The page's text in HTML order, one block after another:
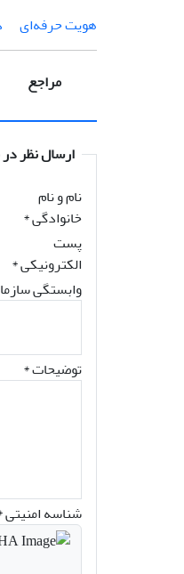
هویت حرفه‌ای
مراجع
ارسال نظر در
نام و نام
خانوادگی*
پست
الکترونیکی*
وابستگی
توضیحات *
شناسه امنیتی